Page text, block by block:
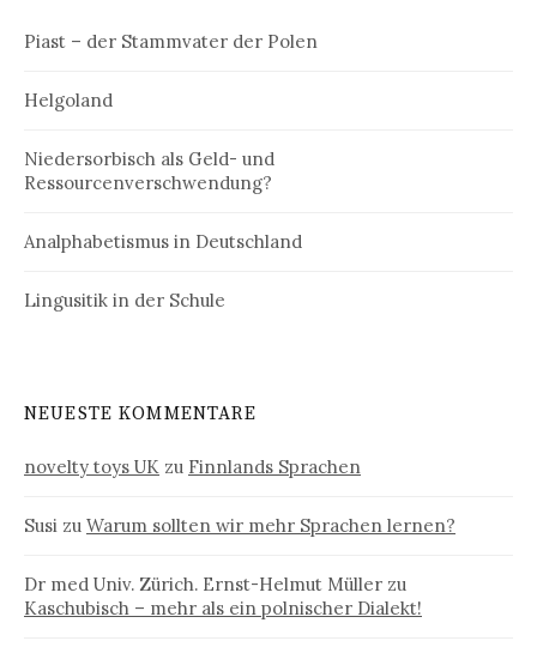
Piast – der Stammvater der Polen
Helgoland
Niedersorbisch als Geld- und
Ressourcenverschwendung?
Analphabetismus in Deutschland
Lingusitik in der Schule
NEUESTE KOMMENTARE
novelty toys UK zu Finnlands Sprachen
Susi zu Warum sollten wir mehr Sprachen lernen?
Dr med Univ. Zürich. Ernst-Helmut Müller zu
Kaschubisch – mehr als ein polnischer Dialekt!